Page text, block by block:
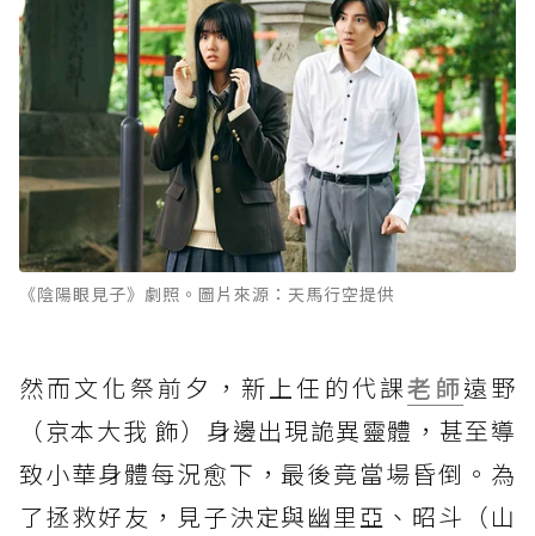
《陰陽眼見子》劇照。圖片來源：天馬行空提供
然而文化祭前夕，新上任的代課老師遠野
（京本大我 飾）身邊出現詭異靈體，甚至導
致小華身體每況愈下，最後竟當場昏倒。為
了拯救好友，見子決定與幽里亞、昭斗（山